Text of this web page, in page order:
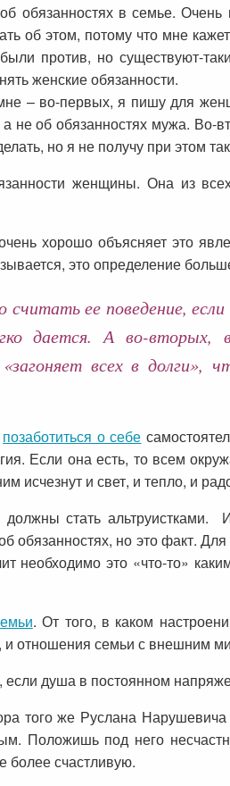
обязанностях в семье.
об этом, потому что мне
против, но существуют-
женские обязанности.
– во-первых, я пишу для
не об обязанностях мужа.
но я не получу при этом
женщины. Она из
хорошо объясняет это
это определение
ее поведение, если
дается. А во-
всех в
позаботиться о себе
Если она есть, то всем
исчезнут и свет, и тепло, и
стать альтруистками.
обязанностях, но это факт.
необходимо это «что-то»
. От того, в каком
и отношения семьи с внешним
душа в постоянном
того же Руслана Нарушевича
Положишь под него
счастливую.